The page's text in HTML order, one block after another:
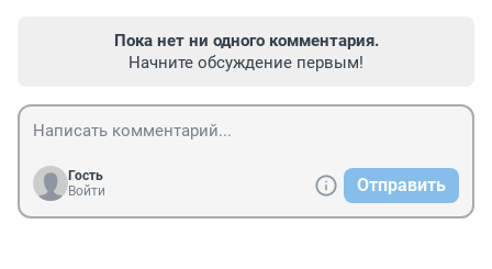
Пока нет ни одного комментария.
Начните обсуждение первым!
Гость
Войти
Отправить